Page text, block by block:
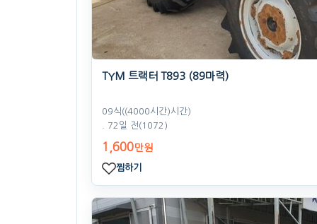
TYM 트랙터 T893 (89마력)
09식((4000시간)시간)
. 72일 전(1072)
1,600만원
찜하기